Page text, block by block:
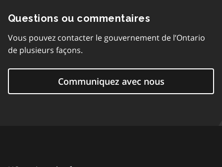
Questions ou commentaires
Vous pouvez contacter le gouvernement de l’Ontario
de plusieurs façons.
Communiquez avec nous